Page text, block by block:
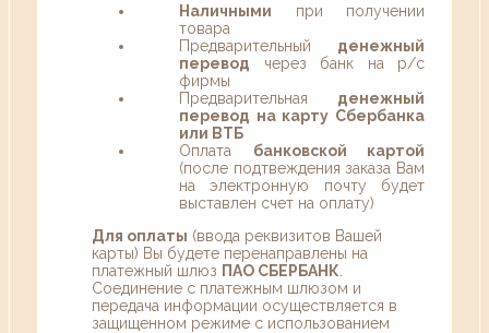
Наличными при получении
товара
Предварительный денежный
перевод через банк на р/с
фирмы
Предварительная денежный
перевод на карту Сбербанка
или ВТБ
Оплата банковской картой
(после подтвеждения заказа Вам
на электронную почту будет
выставлен счет на оплату)
Для оплаты (ввода реквизитов Вашей
карты) Вы будете перенаправлены на
платежный шлюз ПАО СБЕРБАНК
Соединение с платежным шлюзом и
передача информации осуществляется в
защищенном режиме с использованием